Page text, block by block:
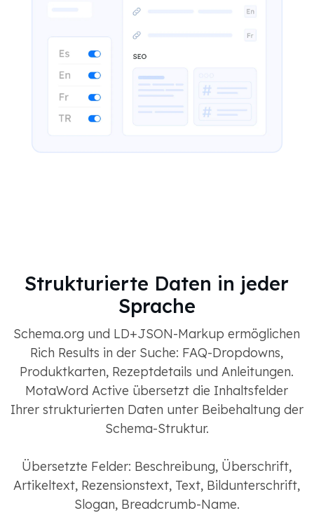
Strukturierte Daten in jeder
Sprache
Schema.org und LD+JSON-Markup ermöglichen
Rich Results in der Suche: FAQ-Dropdowns,
Produktkarten, Rezeptdetails und Anleitungen.
MotaWord Active übersetzt die Inhaltsfelder
Ihrer strukturierten Daten unter Beibehaltung der
Schema-Struktur.
Übersetzte Felder: Beschreibung, Überschrift,
Artikeltext, Rezensionstext, Text, Bildunterschrift,
Slogan, Breadcrumb-Name.